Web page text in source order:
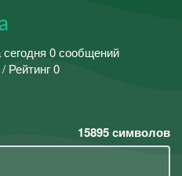
сегодня 0 сообщений
Рейтинг 0
15895символов